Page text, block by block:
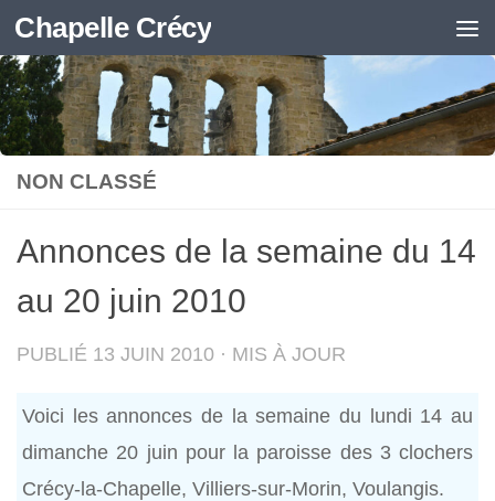
Skip to content
Chapelle Crécy
NON CLASSÉ
Annonces de la semaine du 14
au 20 juin 2010
PUBLIÉ 13 JUIN 2010 · MIS À JOUR
Voici les annonces de la semaine du lundi 14 au
dimanche 20 juin pour la paroisse des 3 clochers
Crécy-la-Chapelle, Villiers-sur-Morin, Voulangis.